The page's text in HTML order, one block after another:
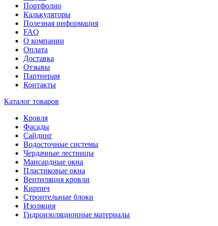
Портфолио
Калькуляторы
Полезная информация
FAQ
О компании
Оплата
Доставка
Отзывы
Партнерам
Контакты
Каталог товаров
Кровля
Фасады
Сайдинг
Водосточные системы
Чердачные лестницы
Мансардные окна
Пластиковые окна
Вентиляция кровли
Кирпич
Строительные блоки
Изоляция
Гидроизоляционные материалы